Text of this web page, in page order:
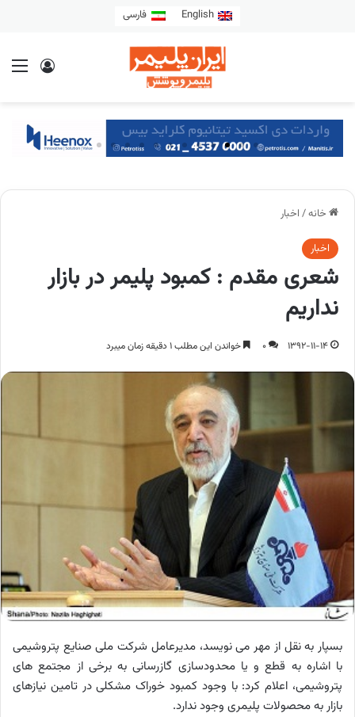
English فارسی
خانه/ اخبار
اخبار
شعری مقدم : کمبود پلیمر در بازار
نداریم
1392-11-14
0 خواندن این مطلب 1 دقیقه زمان میبرد
بسپار به نقل از مهر می نویسد، مدیرعامل شرکت ملی صنایع پتروشیمی
با اشاره به قطع و یا محدودسازی گازرسانی به برخی از مجتمع های
پتروشیمی، اعلام کرد: با وجود کمبود خوراک مشکلی در تامین نیازهای
بازار به محصولات پلیمری وجود ندارد.